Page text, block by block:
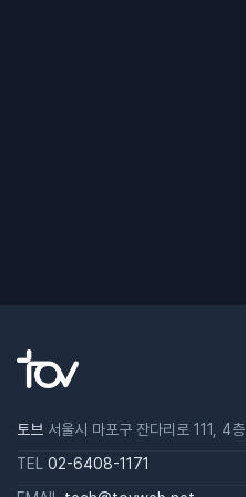
토브 서울시 마포구 잔다리로 111, 4층
TEL 02-6408-1171